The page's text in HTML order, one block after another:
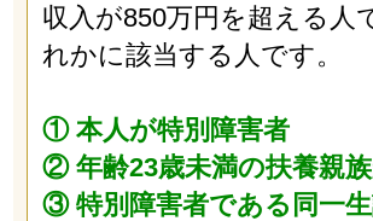
収入が850万円を超える人
れかに該当する人です。
① 本人が特別障害者
② 年齢23歳未満の扶養親
③ 特別障害者である同一